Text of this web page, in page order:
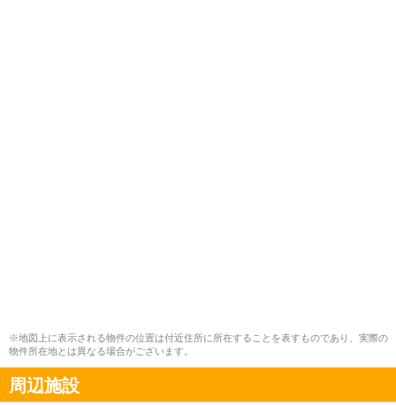
※地図上に表示される物件の位置は付近住所に所在することを表すものであり、実際の
物件所在地とは異なる場合がございます。
周辺施設